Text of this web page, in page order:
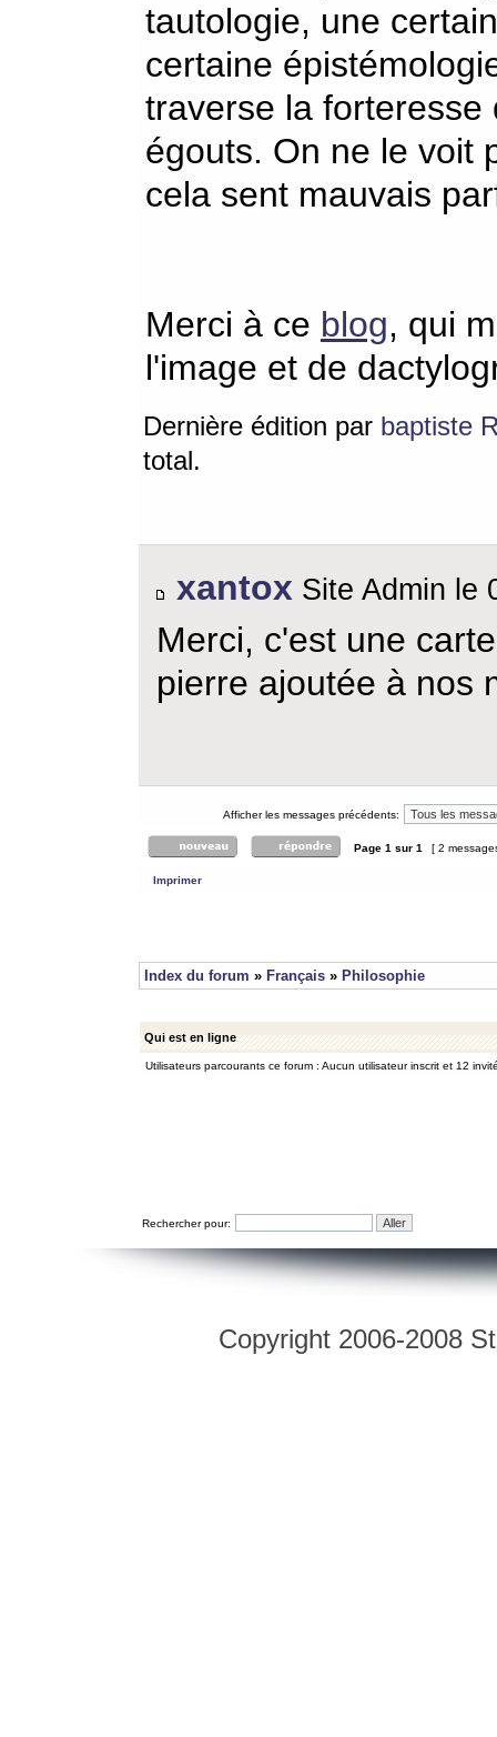
tautologie, une
certaine
traverse la
égouts. On ne le voit
cela sent mauvais
Merci à ce blog, qui
l'image et de
Dernière édition par baptiste
total.
xantox Site Admin le
Merci, c'est une
pierre ajoutée à nos
Afficher les messages précédents:
Page 1 sur 1 [ 2
Imprimer
Index du forum » Français » Philosophie
Qui est en ligne
Utilisateurs parcourants ce forum : Aucun utilisateur inscrit et 12
Rechercher pour:
Copyright 2006-2008